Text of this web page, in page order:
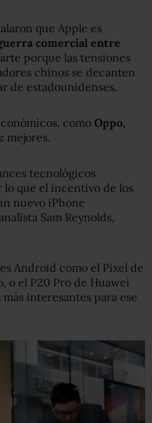
que Apple es
comercial entre
porque las tensiones
chinos se decanten
de estadounidenses.
como Oppo,
mejores.
tecnológicos
lo que el incentivo de los
nuevo iPhone
Sam Reynolds,
Android como el Pixel de
o el P20 Pro de Huawei
interesantes para ese